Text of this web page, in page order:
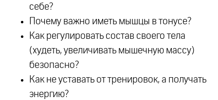
себе?
Почему важно иметь мышцы в тонусе?
Как регулировать состав своего тела
(худеть, увеличивать мышечную массу)
безопасно?
Как не уставать от тренировок, а получать
энергию?